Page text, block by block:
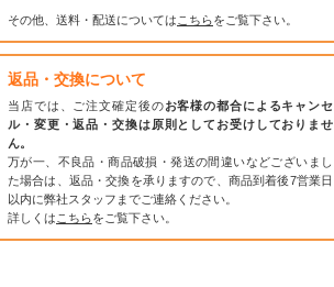
その他、送料・配送については こちらをご覧下さい。
返品・交換について
当店では、ご注文確定後のお客様の都合によるキャンセ
ル・変更・返品・交換は原則としてお受けしておりませ
ん。
万が一、不良品・商品破損・発送の間違いなどございまし
た場合は、返品・交換を承りますので、商品到着後7営業日
以内に弊社スタッフまでご連絡ください。
詳しくは こちらをご覧下さい。